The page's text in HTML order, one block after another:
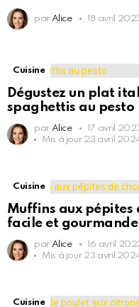
par Alice 18 avril
Cuisine
Dégustez un plat
spaghettis au pesto
par Alice
17 avril
Mis à jour 23 avril
Cuisine
Muffins aux pépites
facile et gourmande
par Alice
16 avril
Mis à jour 23 avril
Cuisine